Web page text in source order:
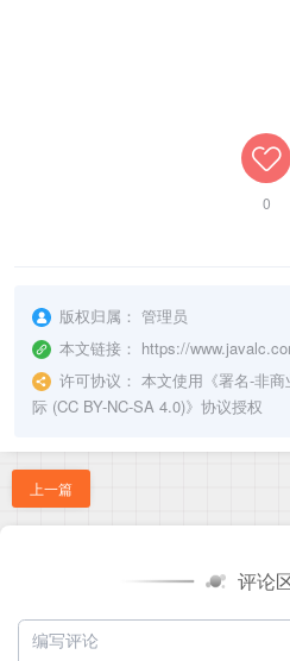
0
版权归属： 管理员
本文链接： https://
许可协议： 本文使用《署名-非
际 (CC BY-NC-SA 4.0)》协议授权
上一篇
评论